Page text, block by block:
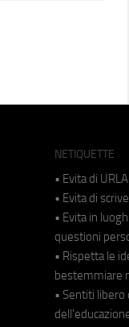
NETIQUETTE
• Evita di
• Evita di
• Evita in
questioni
• Rispetta le
bestemmiare
• Sentiti